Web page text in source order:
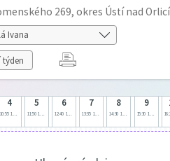
269, okres Ústí nad Orlicí
týden
4
10:55 11:40
5
11:50 12:35
6
12:40 13:25
7
13:35 14:20
8
14:30 15:15
9
15:30 16:15